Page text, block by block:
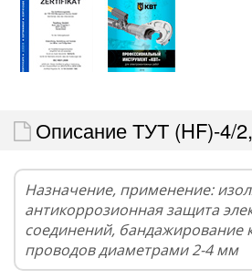
Описание ТУТ (HF)-4/
Назначение, применение:
антикоррозионная защита
соединений, бандажирование
проводов диаметрами 2-4 мм